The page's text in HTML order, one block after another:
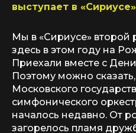
выступает в
Мы в «Сириусе» второй
здесь в этом году на
Приехали вместе с
Поэтому можно
Московского
симфонического
началось недавно. От
загорелось пламя